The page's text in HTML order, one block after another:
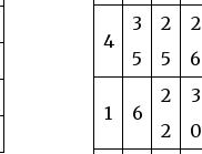
4
3
5
2
5
2
6
1 6
2
2
3
0